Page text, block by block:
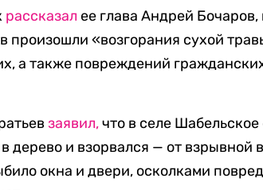
рассказал ее глава Андрей Бочаров,
произошли «возгорания сухой
а также повреждений
заявил,что в селе
дерево и взорвался — от взрывной
окна и двери, осколками